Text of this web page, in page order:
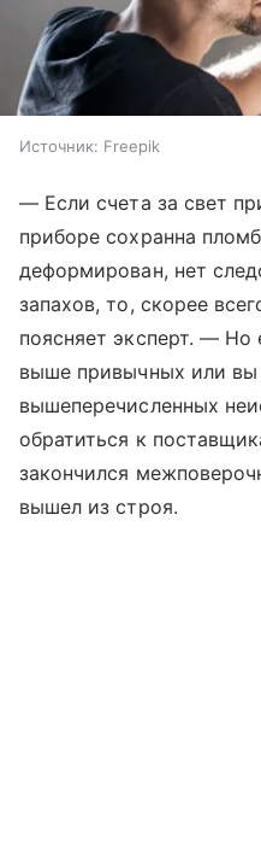
Источник: Freepik
— Если счета за свет
приборе сохранна
деформирован, нет
запахов, то, скорее
поясняет эксперт. — Но
выше привычных или
вышеперечисленных
обратиться к
закончился
вышел из строя.